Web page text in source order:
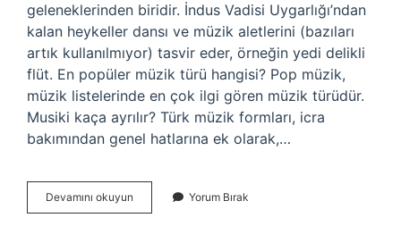
geleneklerinden biridir. İndus Vadisi Uygarlığı’ndan
kalan heykeller dansı ve müzik aletlerini (bazıları
artık kullanılmıyor) tasvir eder, örneğin yedi delikli
flüt. En popüler müzik türü hangisi? Pop müzik,
müzik listelerinde en çok ilgi gören müzik türüdür.
Musiki kaça ayrılır? Türk müzik formları, icra
bakımından genel hatlarına ek olarak,…
Devamını okuyun
Türleri
Yorum Bırak